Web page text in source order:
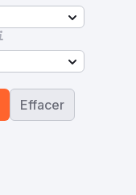
Effacer